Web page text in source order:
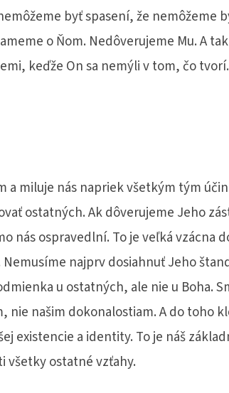
byť spasení, že nemôžeme
o Ňom. Nedôverujeme Mu. A
keďže On sa nemýli v tom, čo
a miluje nás napriek všetkým tým
ostatných. Ak dôverujeme Jeho
nás ospravedlní. To je veľká vzácna
najprv dosiahnuť Jeho
u ostatných, ale nie u Boha.
nie našim dokonalostiam. A do toho
existencie a identity. To je náš
všetky ostatné vzťahy.